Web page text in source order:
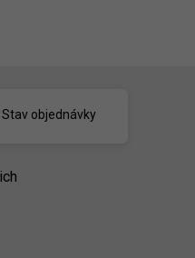
Stav objednávky